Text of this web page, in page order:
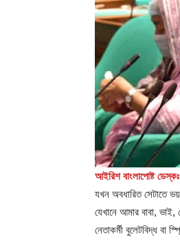
আইরিশ বাংলাপোষ্ট ডেস্কঃ
যখন অবধারিত সেটাতে
যেখানে আমার বাবা,
নেতাকর্মী বুলেটবিদ্ধ বা